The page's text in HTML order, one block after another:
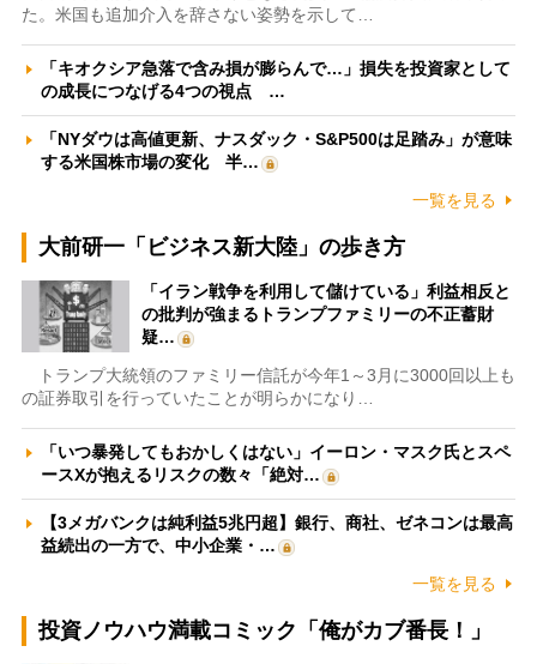
た。米国も追加介入を辞さない姿勢を示して…
「キオクシア急落で含み損が膨らんで…」損失を投資家として
の成長につなげる4つの視点 …
「NYダウは高値更新、ナスダック・S&P500は足踏み」が意味
する米国株市場の変化 半…
一覧を見る
大前研一「ビジネス新大陸」の歩き方
「イラン戦争を利用して儲けている」利益相反と
の批判が強まるトランプファミリーの不正蓄財
疑…
トランプ大統領のファミリー信託が今年1～3月に3000回以上も
の証券取引を行っていたことが明らかになり…
「いつ暴発してもおかしくはない」イーロン・マスク氏とスペ
ースXが抱えるリスクの数々「絶対…
【3メガバンクは純利益5兆円超】銀行、商社、ゼネコンは最高
益続出の一方で、中小企業・…
一覧を見る
投資ノウハウ満載コミック「俺がカブ番長！」